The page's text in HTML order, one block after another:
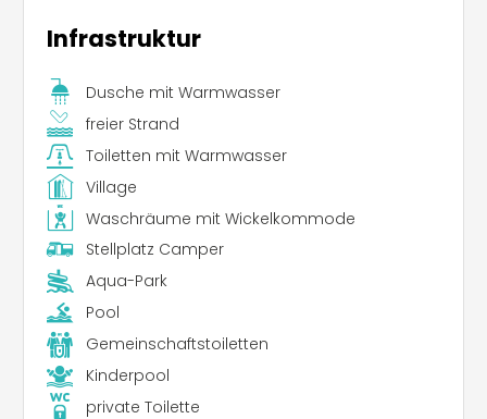
Infrastruktur
Dusche mit Warmwasser
freier Strand
Toiletten mit Warmwasser
Village
Waschräume mit Wickelkommode
Stellplatz Camper
Aqua-Park
Pool
Gemeinschaftstoiletten
Kinderpool
private Toilette